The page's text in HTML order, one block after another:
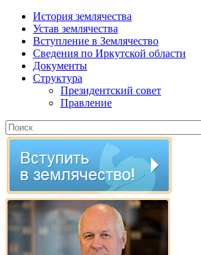
История землячества
Устав землячества
Вступление в Землячество
Сведения по Иркутской области
Документы
Структура
Президентский совет
Правление